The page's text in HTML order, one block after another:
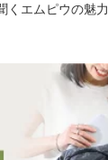
くエムピウの魅力